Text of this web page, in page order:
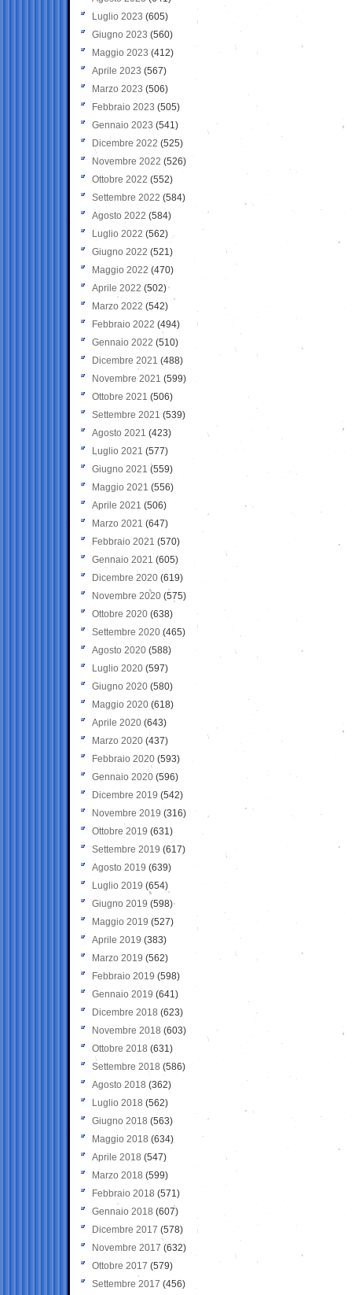
Luglio 2023 (605)
Giugno 2023 (560)
Maggio 2023 (412)
Aprile 2023 (567)
Marzo 2023 (506)
Febbraio 2023 (505)
Gennaio 2023 (541)
Dicembre 2022 (525)
Novembre 2022 (526)
Ottobre 2022 (552)
Settembre 2022 (584)
Agosto 2022 (584)
Luglio 2022 (562)
Giugno 2022 (521)
Maggio 2022 (470)
Aprile 2022 (502)
Marzo 2022 (542)
Febbraio 2022 (494)
Gennaio 2022 (510)
Dicembre 2021 (488)
Novembre 2021 (599)
Ottobre 2021 (506)
Settembre 2021 (539)
Agosto 2021 (423)
Luglio 2021 (577)
Giugno 2021(559)
Maggio 2021 (556)
Aprile 2021 (506)
Marzo 2021 (647)
Febbraio 2021 (570)
Gennaio 2021 (605)
Dicembre 2020 (619)
Novembre 2020 (575)
Ottobre 2020 (638)
Settembre 2020(465)
Agosto 2020 (588)
Luglio 2020 (597)
Giugno 2020 (580)
Maggio 2020 (618)
Aprile 2020 (643)
Marzo 2020 (437)
Febbraio 2020 (593)
Gennaio 2020 (596)
Dicembre 2019 (542)
Novembre 2019 (316)
Ottobre 2019 (631)
Settembre 2019 (617)
Agosto 2019 (639)
Luglio 2019 (654)
Giugno 2019 (598)
Maggio 2019 (527)
Aprile 2019 (383)
Marzo 2019 (562)
Febbraio 2019 (598)
Gennaio 2019 (641)
Dicembre 2018 (623)
Novembre 2018 (603)
Ottobre 2018 (631)
Settembre 2018 (586)
Agosto 2018 (362)
Luglio 2018 (562)
Giugno 2018 (563)
Maggio 2018 (634)
Aprile 2018 (547)
Marzo 2018 (599)
Febbraio 2018 (571)
Gennaio 2018 (607)
Dicembre 2017 (578)
Novembre 2017 (632)
Ottobre 2017 (579)
Settembre 2017 (456)